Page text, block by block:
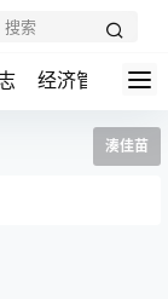
经济管理 学
湊佳苗